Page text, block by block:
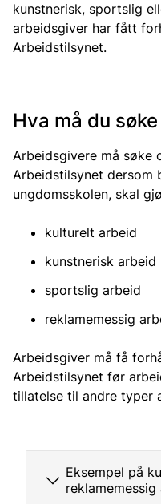
kunstnerisk, sportslig
arbeidsgiver har fått
Arbeidstilsynet.
Hva må du
Arbeidsgivere må søke
Arbeidstilsynet dersom
ungdomsskolen, skal
kulturelt arbeid
kunstnerisk arbeid
sportslig arbeid
reklamemessig
Arbeidsgiver må få
Arbeidstilsynet før
tillatelse til andre typer
Eksempel på
reklamemessig